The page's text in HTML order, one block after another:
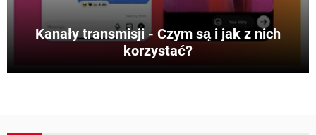
Kanały transmisji - Czym są i jak z nich
korzystać?